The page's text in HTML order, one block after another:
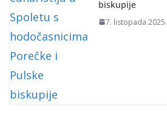
biskupije
7. listopada 2025.